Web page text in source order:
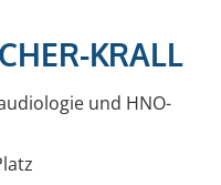
KRALL
und HNO-